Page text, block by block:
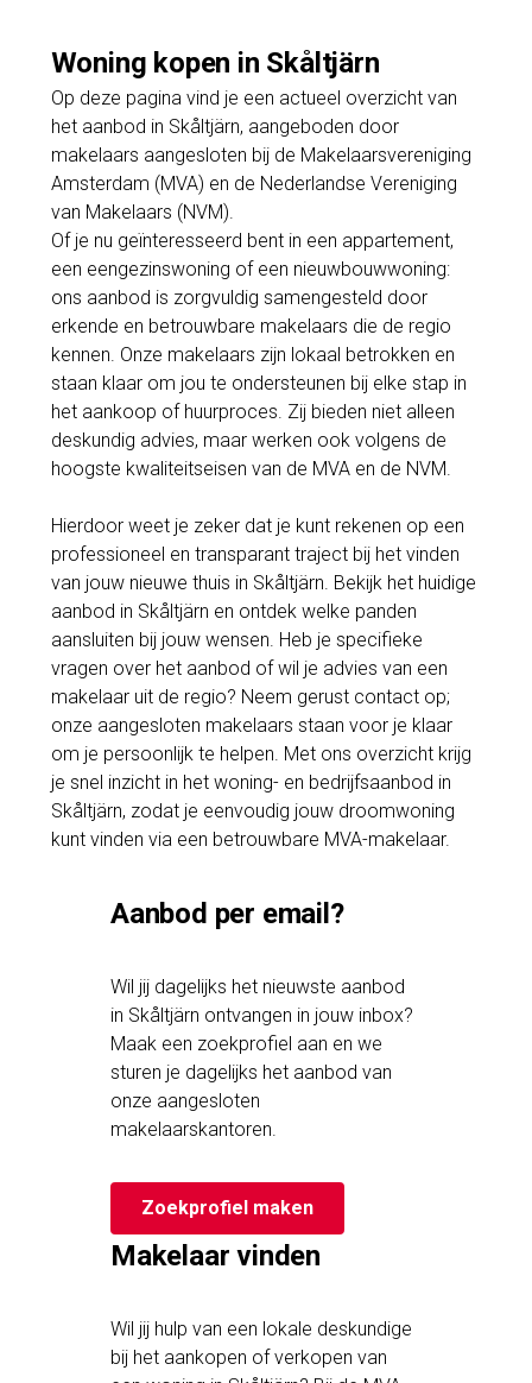
Woning kopen in Skåltjärn
Op deze pagina vind je een actueel overzicht van
het aanbod in Skåltjärn, aangeboden door
makelaars aangesloten bij de Makelaarsvereniging
Amsterdam (MVA) en de Nederlandse Vereniging
van Makelaars (NVM).
Of je nu geïnteresseerd bent in een appartement,
een eengezinswoning of een nieuwbouwwoning:
ons aanbod is zorgvuldig samengesteld door
erkende en betrouwbare makelaars die de regio
kennen. Onze makelaars zijn lokaal betrokken en
staan klaar om jou te ondersteunen bij elke stap in
het aankoop of huurproces. Zij bieden niet alleen
deskundig advies, maar werken ook volgens de
hoogste kwaliteitseisen van de MVA en de NVM.
Hierdoor weet je zeker dat je kunt rekenen op een
professioneel en transparant traject bij het vinden
van jouw nieuwe thuis in Skåltjärn. Bekijk het huidige
aanbod in Skåltjärn en ontdek welke panden
aansluiten bij jouw wensen. Heb je specifieke
vragen over het aanbod of wil je advies van een
makelaar uit de regio? Neem gerust contact op;
onze aangesloten makelaars staan voor je klaar
om je persoonlijk te helpen. Met ons overzicht krijg
je snel inzicht in het woning- en bedrijfsaanbod in
Skåltjärn, zodat je eenvoudig jouw droomwoning
kunt vinden via een betrouwbare MVA-makelaar.
Aanbod per email?
Wil jij dagelijks het nieuwste aanbod
in Skåltjärn ontvangen in jouw inbox?
Maak een zoekprofiel aan en we
sturen je dagelijks het aanbod van
onze aangesloten
makelaarskantoren.
Zoekprofiel maken
Makelaar vinden
Wil jij hulp van een lokale deskundige
bij het aankopen of verkopen van